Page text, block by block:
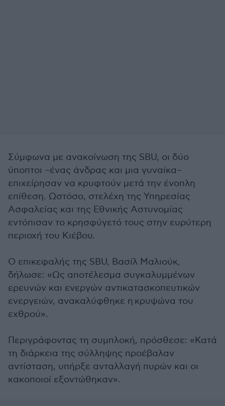
Σύμφωνα με ανακοίνωση της SBU, οι δύο
ύποπτοι –ένας άνδρας και μια γυναίκα–
επιχείρησαν να κρυφτούν μετά την ένοπλη
επίθεση. Ωστόσο, στελέχη της Υπηρεσίας
Ασφαλείας και της Εθνικής Αστυνομίας
εντόπισαν το κρησφύγετό τους στην ευρύτερη
περιοχή του Κιέβου.
Ο επικεφαλής της SBU, Βασίλ Μαλιούκ,
δήλωσε: «Ως αποτέλεσμα συγκαλυμμένων
ερευνών και ενεργών αντικατασκοπευτικών
ενεργειών, ανακαλύφθηκε η κρυψώνα του
εχθρού».
Περιγράφοντας τη συμπλοκή, πρόσθεσε: «Κατά
τη διάρκεια της σύλληψης προέβαλαν
αντίσταση, υπήρξε ανταλλαγή πυρών και οι
κακοποιοί εξοντώθηκαν».